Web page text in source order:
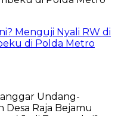
Menguji Nyali RW di
di Polda Metro